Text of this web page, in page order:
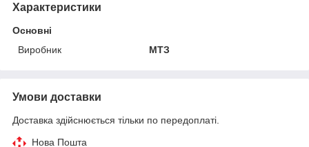
Характеристики
Основні
Виробник
МТЗ
Умови доставки
Доставка здійснюється тільки по передоплаті.
Нова Пошта